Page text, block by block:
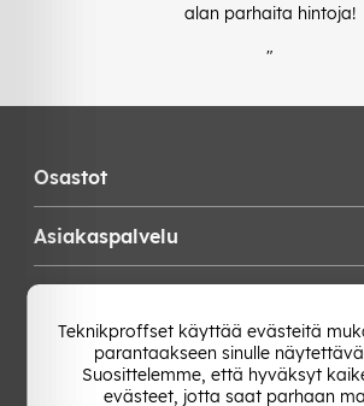
alan parhaita hintoja!
"
Osastot
Asiakaspalvelu
Vaihda Maa
Teknikproffset käyttää evästeitä
parantaakseen sinulle
Suosittelemme, että hyväksyt
evästeet, jotta saat parhaan